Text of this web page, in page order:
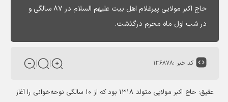
حاج اکبر مولایی پیرغلام اهل بیت علیهم السلام در ۸۷ سالگی و
در شب اول ماه محرم درگذشت.
کد خبر :۱۳۶۸۷۸
عقیق:
حاج اکبر مولایی متولد ۱۳۱۸ بود که از ۱۰ سالگی نوحه‌خوانی را آغاز